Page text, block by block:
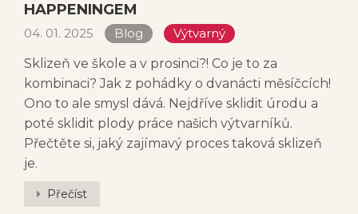
HAPPENINGEM
04. 01. 2025 Blog
Výtvarný
Sklizeň ve škole a v prosinci?! Co je to za
kombinaci? Jak z pohádky o dvanácti měsíčcích!
Ono to ale smysl dává. Nejdříve sklidit úrodu a
poté sklidit plody práce našich výtvarníků.
Přečtěte si, jaký zajímavý proces taková sklizeň
je.
Přečíst